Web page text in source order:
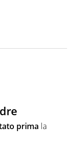
prima la